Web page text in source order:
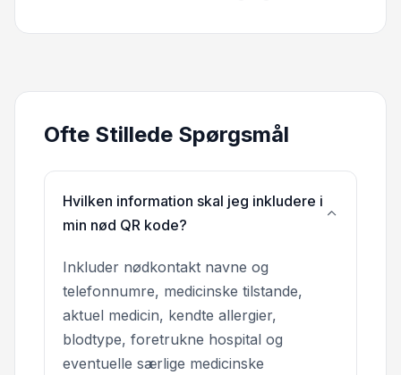
Ofte Stillede Spørgsmål
Hvilken information skal jeg inkludere i
min nød QR kode?
Inkluder nødkontakt navne og
telefonnumre, medicinske tilstande,
aktuel medicin, kendte allergier,
blodtype, foretrukne hospital og
eventuelle særlige medicinske